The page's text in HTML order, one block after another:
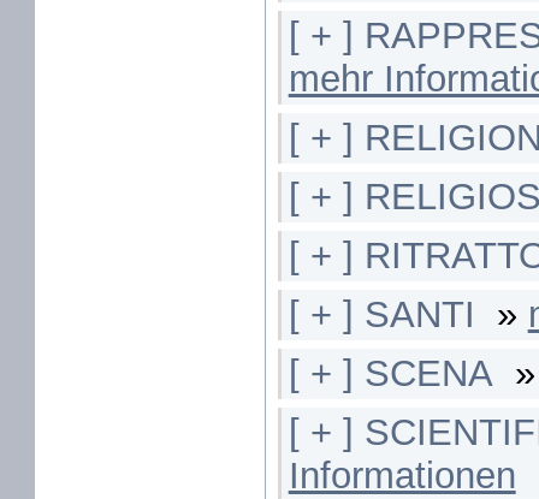
[ + ]
mehr
[ + ]
[ + ]
[ + ]
[ + ] SANTI »
[ + ] SCENA
[ + ]
Informationen